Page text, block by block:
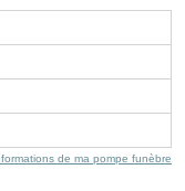
de ma pompe funèbre